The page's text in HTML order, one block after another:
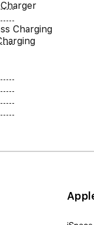
Charging